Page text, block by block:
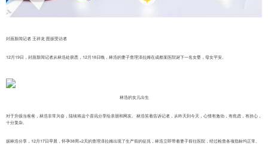
封面新闻记者 王祥龙 图据受访者
12月19日，封面新闻记者从林浩处获悉，12月18日晚，林浩的妻子查理泽拉姆在成都某医院诞下一名女婴，母女平安。
林浩的女儿出生
对于升级当爸爸，林浩非常兴奋，陆续将这个喜讯分享给亲朋和网友。林浩笑着告诉记者，从昨天到今天，心情有激动，有焦虑，有担心，
十分复杂。
据林浩分享，12月17日早晨，怀孕38周+2天的查理泽拉姆出现了生产前的征兆，林浩立即带着妻子前往医院，经过检查各项指标均正常。